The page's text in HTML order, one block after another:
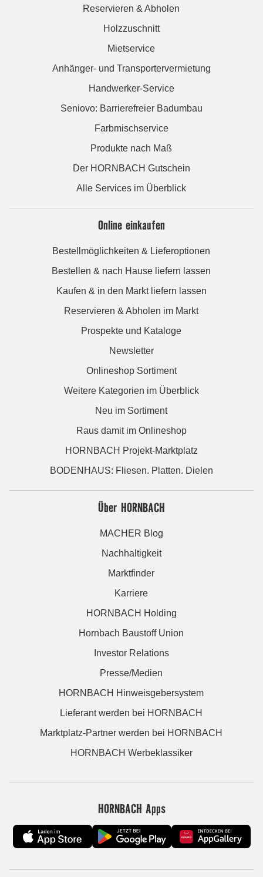
Reservieren & Abholen
Holzzuschnitt
Mietservice
Anhänger- und Transportervermietung
Handwerker-Service
Seniovo: Barrierefreier Badumbau
Farbmischservice
Produkte nach Maß
Der HORNBACH Gutschein
Alle Services im Überblick
Online einkaufen
Bestellmöglichkeiten & Lieferoptionen
Bestellen & nach Hause liefern lassen
Kaufen & in den Markt liefern lassen
Reservieren & Abholen im Markt
Prospekte und Kataloge
Newsletter
Onlineshop Sortiment
Weitere Kategorien im Überblick
Neu im Sortiment
Raus damit im Onlineshop
HORNBACH Projekt-Marktplatz
BODENHAUS: Fliesen. Platten. Dielen
Über HORNBACH
MACHER Blog
Nachhaltigkeit
Marktfinder
Karriere
HORNBACH Holding
Hornbach Baustoff Union
Investor Relations
Presse/Medien
HORNBACH Hinweisgebersystem
Lieferant werden bei HORNBACH
Marktplatz-Partner werden bei HORNBACH
HORNBACH Werbeklassiker
HORNBACH Apps